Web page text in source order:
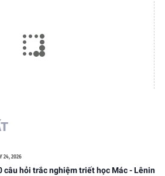
24, 2026
câu hỏi trắc nghiệm triết học Mác - Lênin